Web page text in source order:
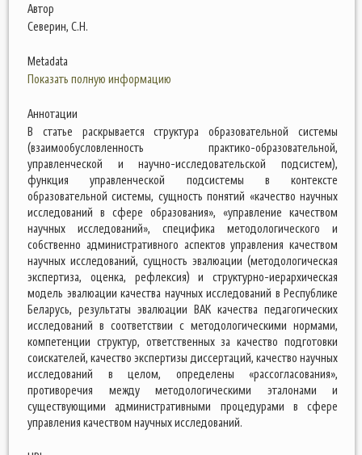
Автор
Северин, С.Н.
Metadata
Показать полную информацию
Аннотации
В статье раскрывается структура образовательной системы
(взаимообусловленность практико-образовательной,
управленческой и научно-исследовательской подсистем),
функция управленческой подсистемы в контексте
образовательной системы, сущность понятий «качество научных
исследований в сфере образования», «управление качеством
научных исследований», специфика методологического и
собственно административного аспектов управления качеством
научных исследований, сущность эвалюации (методологическая
экспертиза, оценка, рефлексия) и структурно-иерархическая
модель эвалюации качества научных исследований в Республике
Беларусь, результаты эвалюации ВАК качества педагогических
исследований в соответствии с методологическими нормами,
компетенции структур, ответственных за качество подготовки
соискателей, качество экспертизы диссертаций, качество научных
исследований в целом, определены «рассогласования»,
противоречия между методологическими эталонами и
существующими административными процедурами в сфере
управления качеством научных исследований.